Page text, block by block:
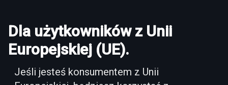
Dla użytkowników z Unii
Europejskiej (UE).
Jeśli jesteś konsumentem z Unii